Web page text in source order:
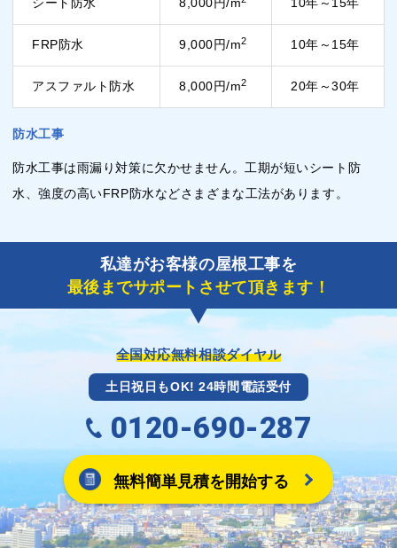
シート防水 8,000円/m 10年～15年
FRP防水 9,000円/m2 10年～15年
アスファルト防水 8,000円/m2 20年～30年
防水工事
防水工事は雨漏り対策に欠かせません。工期が短いシート防
水、強度の高いFRP防水などさまざまな工法があります。
私達がお客様の屋根工事を
最後までサポートさせて頂きます！
全国対応無料相談ダイヤル
土日祝日もOK! 24時間電話受付
0120-690-287
無料簡単見積を開始する